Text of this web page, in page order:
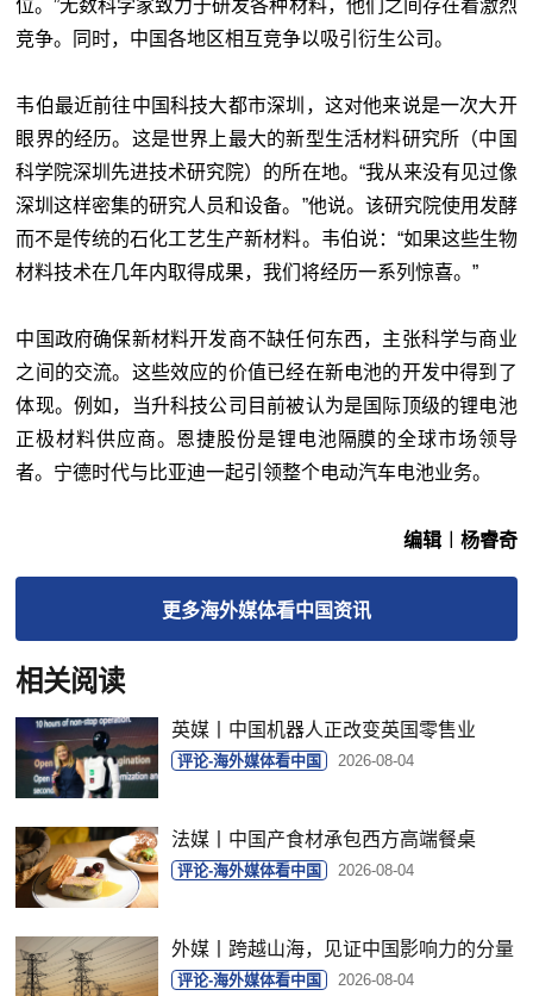
位。”无数科学家致力于研发各种材料，他们之间存在着激烈
竞争。同时，中国各地区相互竞争以吸引衍生公司。
韦伯最近前往中国科技大都市深圳，这对他来说是一次大开
眼界的经历。这是世界上最大的新型生活材料研究所（中国
科学院深圳先进技术研究院）的所在地。“我从来没有见过像
深圳这样密集的研究人员和设备。”他说。该研究院使用发酵
而不是传统的石化工艺生产新材料。韦伯说：“如果这些生物
材料技术在几年内取得成果，我们将经历一系列惊喜。”
中国政府确保新材料开发商不缺任何东西，主张科学与商业
之间的交流。这些效应的价值已经在新电池的开发中得到了
体现。例如，当升科技公司目前被认为是国际顶级的锂电池
正极材料供应商。恩捷股份是锂电池隔膜的全球市场领导
者。宁德时代与比亚迪一起引领整个电动汽车电池业务。
编辑︱杨睿奇
更多海外媒体看中国资讯
相关阅读
英媒丨中国机器人正改变英国零售业
评论-海外媒体看中国 2026-08-04
法媒丨中国产食材承包西方高端餐桌
评论-海外媒体看中国 2026-08-04
外媒丨跨越山海，见证中国影响力的分量
评论-海外媒体看中国 2026-08-04